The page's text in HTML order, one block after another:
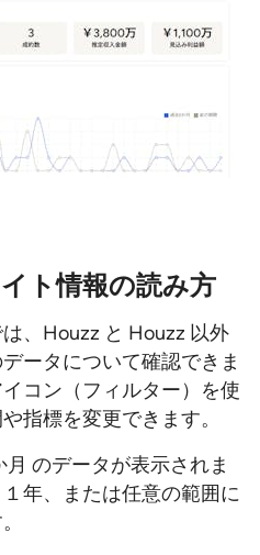
ト情報の読み方
、Houzz と Houzz 以外
ータについて確認できま
コン（フィルター）を使
指標を変更できます。
のデータが表示されま
年、または任意の範囲に